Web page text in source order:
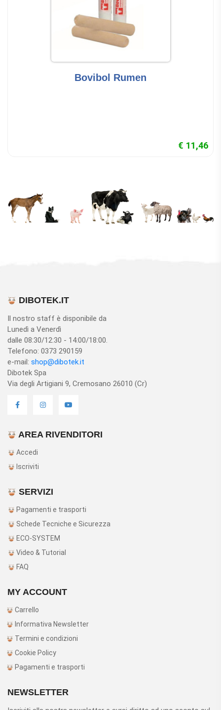
Bovibol Rumen
€ 11,46
DIBOTEK.IT
Il nostro staff è disponibile da
Lunedì a Venerdì
dalle 08:30/12:30 - 14:00/18:00.
Telefono: 0373 290159
e-mail: shop@dibotek.it
Dibotek Spa
Via degli Artigiani 9, Cremosano 26010 (Cr)
AREA RIVENDITORI
Accedi
Iscriviti
SERVIZI
Pagamenti e trasporti
Schede Tecniche e Sicurezza
ECO-SYSTEM
Video & Tutorial
FAQ
MY ACCOUNT
Carrello
Informativa Newsletter
Termini e condizioni
Cookie Policy
Pagamenti e trasporti
NEWSLETTER